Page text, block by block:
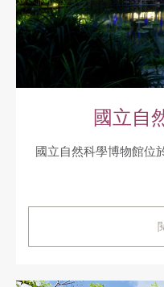
國立自
國立自然科學博物館位